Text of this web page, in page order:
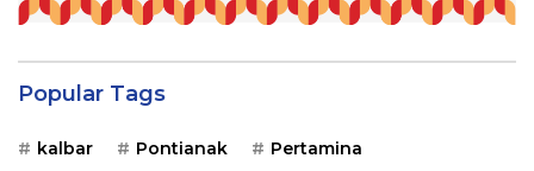
Popular Tags
kalbar Pontianak Pertamina